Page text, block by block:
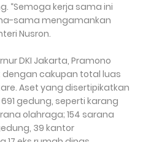
“Semoga kerja sama ini
sama mengamankan
Nusron.
DKI Jakarta, Pramono
cakupan total luas
Aset yang disertipikatkan
gedung, seperti karang
olahraga; 154 sarana
39 kantor